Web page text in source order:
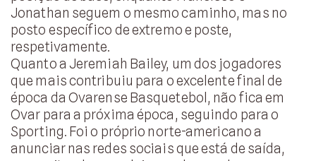
Jonathan seguem o mesmo caminho, mas no
posto específico de extremo e poste,
respetivamente.
Quanto a Jeremiah Bailey, um dos jogadores
que mais contribuiu para o excelente final de
época da Ovarense Basquetebol, não fica em
Ovar para a próxima época, seguindo para o
Sporting. Foi o próprio norte-americano a
anunciar nas redes sociais que está de saída,